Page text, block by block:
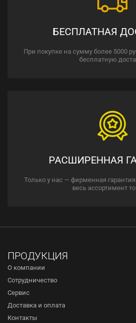
БЕСПЛАТНАЯ
При покупке на сумму более 5000
бесплатную
РАСШИРЕННАЯ
Только у нас — фирменная
весь ассортимент
ПРОДУКЦИЯ
О компании
Сотрудничество
Сервис
Доставка и оплата
Контакты